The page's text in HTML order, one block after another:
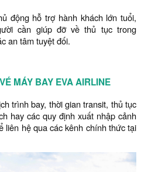
động hỗ trợ hành khách lớn tuổi,
cần giúp đỡ về thủ tục trong
an tâm tuyệt đối.
MÁY BAY EVA AIRLINE
trình bay, thời gian transit, thủ tục
hay các quy định xuất nhập cảnh
liên hệ qua các kênh chính thức tại